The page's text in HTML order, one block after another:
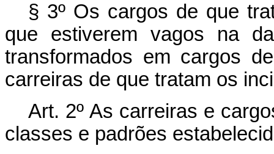
§ 3º Os cargos de que
que estiverem vagos na
transformados em cargos
carreiras de que tratam os
Art. 2º As carreiras e
classes e padrões